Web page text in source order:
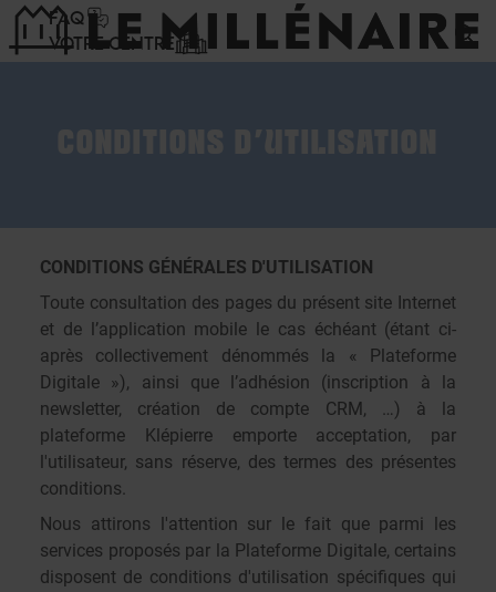
FAQ
VOTRE CENTRE
CONDITIONS GÉNÉRALES D'UTILISATION
Toute consultation des pages du présent site Internet
et de l’application mobile le cas échéant (étant ci-
après collectivement dénommés la « Plateforme
Digitale »), ainsi que l’adhésion (inscription à la
newsletter, création de compte CRM, …) à la
plateforme Klépierre emporte acceptation, par
l'utilisateur, sans réserve, des termes des présentes
conditions.
Nous attirons l'attention sur le fait que parmi les
services proposés par la Plateforme Digitale, certains
disposent de conditions d'utilisation spécifiques qui
Panneau de gestion des cookies